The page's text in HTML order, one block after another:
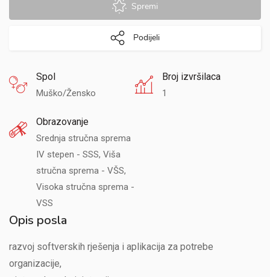
Spremi
Podijeli
Spol
Muško/Žensko
Broj izvršilaca
1
Obrazovanje
Srednja stručna sprema
IV stepen - SSS, Viša
stručna sprema - VŠS,
Visoka stručna sprema -
VSS
Opis posla
razvoj softverskih rješenja i aplikacija za potrebe
organizacije,